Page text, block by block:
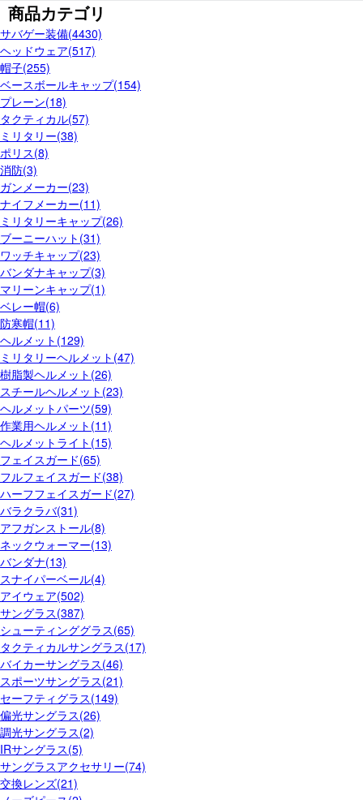
商品カテゴリ
サバゲー装備(4430)
ヘッドウェア(517)
帽子(255)
ベースボールキャップ(154)
プレーン(18)
タクティカル(57)
ミリタリー(38)
ポリス(8)
消防(3)
ガンメーカー(23)
ナイフメーカー(11)
ミリタリーキャップ(26)
ブーニーハット(31)
ワッチキャップ(23)
バンダナキャップ(3)
マリーンキャップ(1)
ベレー帽(6)
防寒帽(11)
ヘルメット(129)
ミリタリーヘルメット(47)
樹脂製ヘルメット(26)
スチールヘルメット(23)
ヘルメットパーツ(59)
作業用ヘルメット(11)
ヘルメットライト(15)
フェイスガード(65)
フルフェイスガード(38)
ハーフフェイスガード(27)
バラクラバ(31)
アフガンストール(8)
ネックウォーマー(13)
バンダナ(13)
スナイパーベール(4)
アイウェア(502)
サングラス(387)
シューティンググラス(65)
タクティカルサングラス(17)
バイカーサングラス(46)
スポーツサングラス(21)
セーフティグラス(149)
偏光サングラス(26)
調光サングラス(2)
IRサングラス(5)
サングラスアクセサリー(74)
交換レンズ(21)